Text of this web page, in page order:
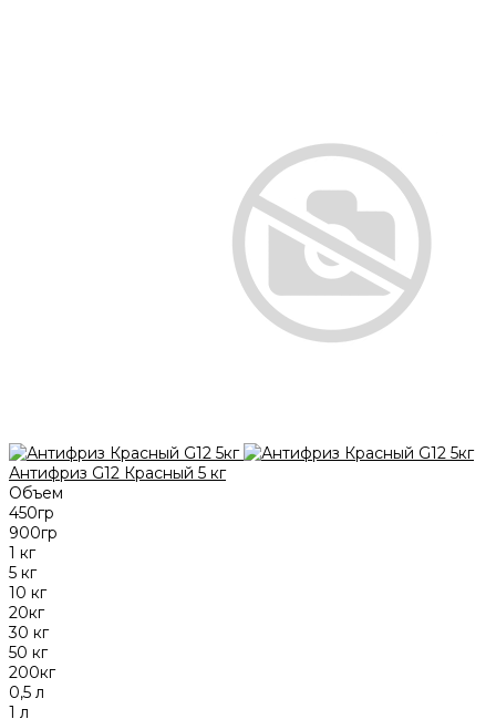
Антифриз G12 Красный 5 кг
Объем
450гр
900гр
1 кг
5 кг
10 кг
20кг
30 кг
50 кг
200кг
0,5 л
1 л